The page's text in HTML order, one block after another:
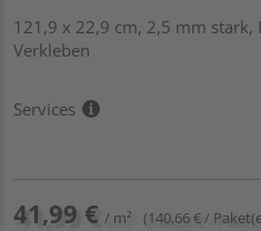
121,9 x 22,9 cm, 2,5 mm
Verkleben
Services
41,99 € / m² (140,66 € /